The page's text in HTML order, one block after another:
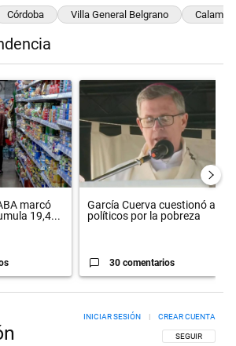
Córdoba Villa General Belgrano
con el título "La inflación en CABA marcó
marcó
19,4...
Un artículo de tendencia con el
García Cuerva cuestionó a los
políticos por la pobreza
30 comentarios
SIGA ESTA
SEGUIR
INICIAR SESIÓN CREAR CUENTA